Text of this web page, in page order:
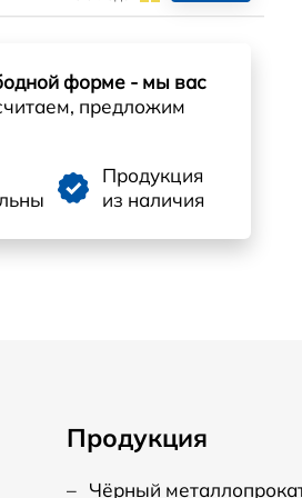
форме - мы вас
предложим
Продукция
из наличия
Продукция
– Чёрный